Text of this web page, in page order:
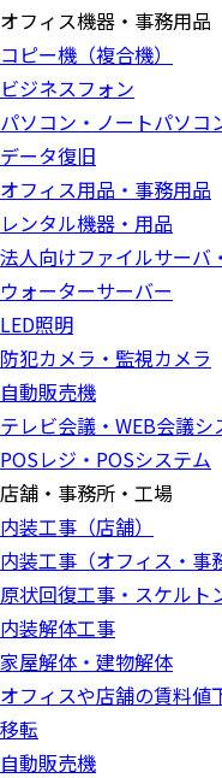
オフィス機器・事務用品
コピー機（複合機）
ビジネスフォン
パソコン・ノートパソコ
データ復旧
オフィス用品・事務用品
レンタル機器・用品
法人向けファイルサーバ
ウォーターサーバー
LED照明
防犯カメラ・監視カメラ
自動販売機
テレビ会議・WEB会議シ
POSレジ・POSシステム
店舗・事務所・工場
内装工事（店舗）
内装工事（オフィス・事
原状回復工事・スケルト
内装解体工事
家屋解体・建物解体
オフィスや店舗の賃料値
移転
自動販売機